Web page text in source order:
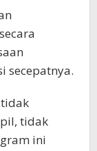
secepatnya.
tidak
ini